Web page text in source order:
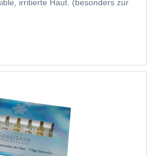
irritierte Haut. (besonders zur